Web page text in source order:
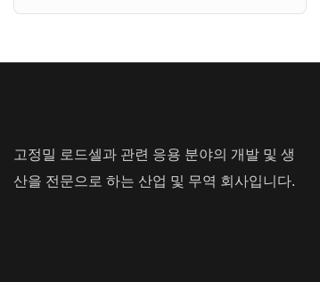
고정밀 로드셀과 관련 응용 분야의 개발 및 생
산을 전문으로 하는 산업 및 무역 회사입니다.